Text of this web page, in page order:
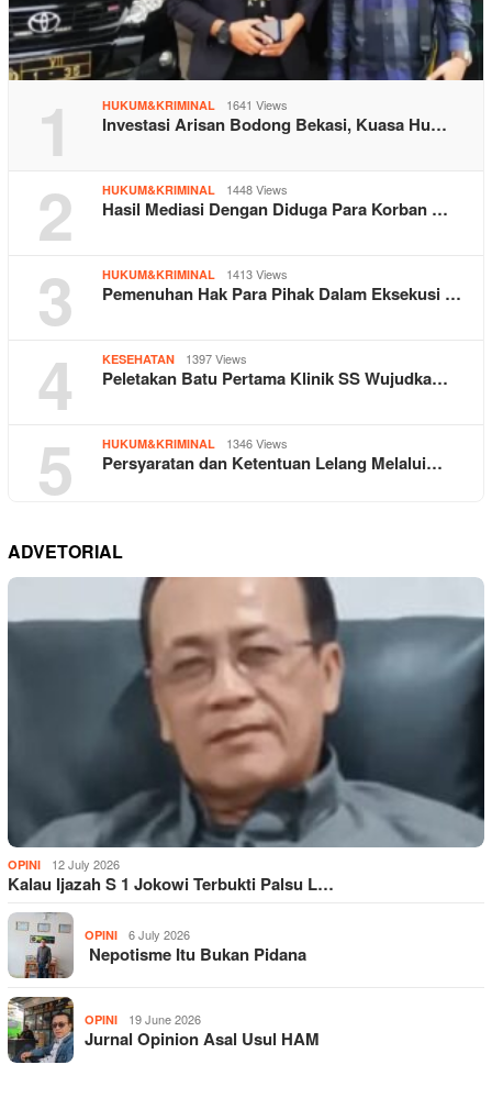
1 HUKUM&KRIMINAL 1641 Views
Investasi Arisan Bodong Bekasi, Kuasa Hu…
2 HUKUM&KRIMINAL 1448 Views
Hasil Mediasi Dengan Diduga Para Korban …
3 HUKUM&KRIMINAL 1413 Views
Pemenuhan Hak Para Pihak Dalam Eksekusi …
4 KESEHATAN 1397 Views
Peletakan Batu Pertama Klinik SS Wujudka…
5 HUKUM&KRIMINAL 1346 Views
Persyaratan dan Ketentuan Lelang Melalui…
ADVETORIAL
OPINI 12 July 2026
Kalau Ijazah S 1 Jokowi Terbukti Palsu L…
OPINI 6 July 2026
Nepotisme Itu Bukan Pidana
OPINI 19 June 2026
Jurnal Opinion Asal Usul HAM